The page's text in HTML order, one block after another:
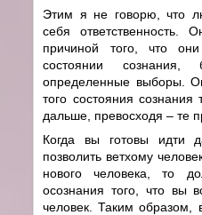
Этим я не говорю, что
себя ответственность.
причиной того, что
состоянии
определенные выборы.
того состояния сознания
дальше, превосходя – те
Когда вы готовы идти
позволить ветхому
нового человека, то
осознания того, что вы
человек. Таким образом,